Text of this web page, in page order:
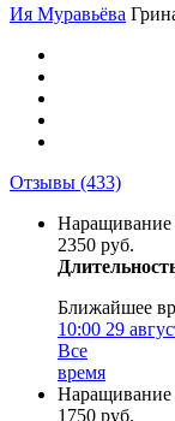
Ия Муравьёва
Отзывы (433)
Наращивание
2350 руб.
Ближайшее
10:00 29
Все
время
Наращивание
1750 руб.